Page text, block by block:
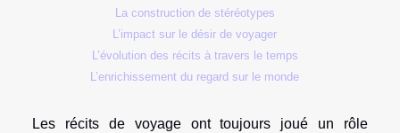
La construction de stéréotypes
L’impact sur le désir de voyager
L’évolution des récits à travers le temps
L’enrichissement du regard sur le monde
Les récits de voyage ont toujours joué un rôle